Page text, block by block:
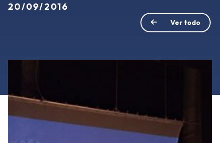
20/09/2016
Ver todo